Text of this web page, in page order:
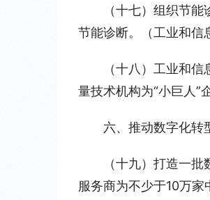
（十七）组织节
节能诊断。（工业和信
（十八）工业和
量技术机构为“小巨人”
六、推动数字化转
（十九）打造一
服务商为不少于10万